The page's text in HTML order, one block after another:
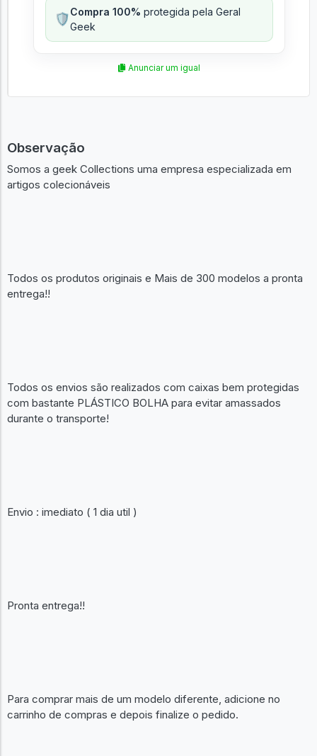
🛡️Compra 100% protegida pela Geral
Geek
Anunciar um igual
Observação
Somos a geek Collections uma empresa especializada em
artigos colecionáveis
Todos os produtos originais e Mais de 300 modelos a pronta
entrega!!
Todos os envios são realizados com caixas bem protegidas
com bastante PLÁSTICO BOLHA para evitar amassados
durante o transporte!
Envio : imediato ( 1 dia util )
Pronta entrega!!
Para comprar mais de um modelo diferente, adicione no
carrinho de compras e depois finalize o pedido.